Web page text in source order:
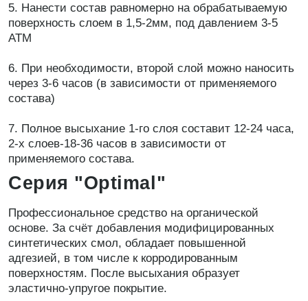
5. Нанести состав равномерно на обрабатываемую
поверхность слоем в 1,5-2мм, под давлением 3-5
АТМ
6. При необходимости, второй слой можно наносить
через 3-6 часов (в зависимости от применяемого
состава)
7. Полное высыхание 1-го слоя составит 12-24 часа,
2-х слоев-18-36 часов в зависимости от
применяемого состава.
Серия "Optimal"
Профессиональное средство на органической
основе. За счёт добавления модифицированных
синтетических смол, обладает повышенной
адгезией, в том числе к корродированным
поверхностям. После высыхания образует
эластично-упругое покрытие.